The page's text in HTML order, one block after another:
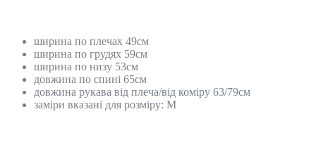
ширина по плечах 49см
ширина по грудях 59см
ширина по низу 53см
довжина по спині 65см
довжина рукава від плеча/від коміру 63/79см
заміри вказані для розміру: М